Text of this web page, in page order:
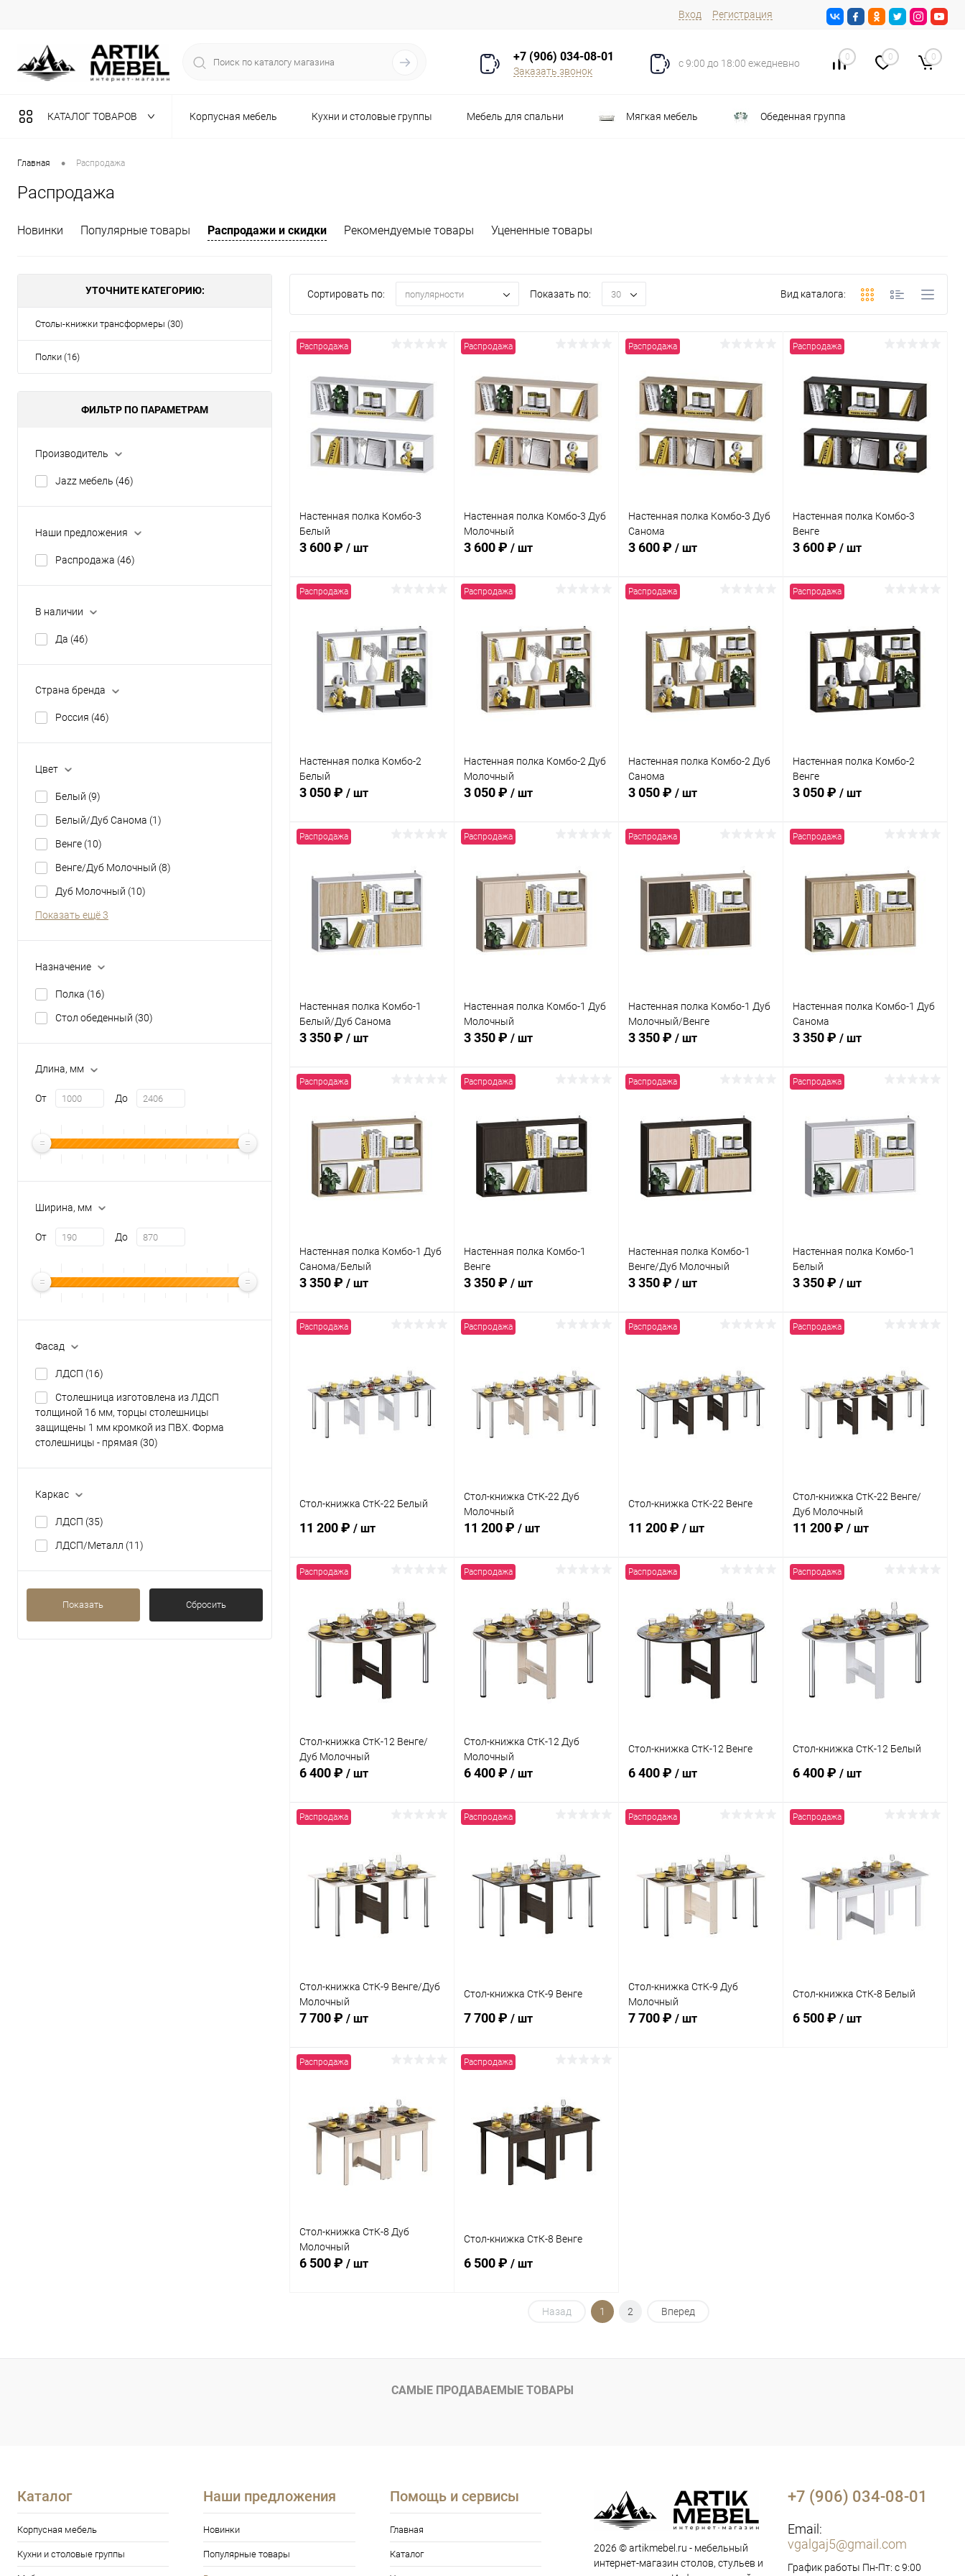
Вход Регистрация
+7 (906) 034-08-01
Заказать звонок
с 9:00 до 18:00 ежедневно
0 0 0
КАТАЛОГ ТОВАРОВ Корпусная мебель Кухни и столовые группы Мебель для спальни Мягкая мебель Обеденная группа
Главная • Распродажа
Распродажа
Новинки Популярные товары Распродажи и скидки Рекомендуемые товары Уцененные товары
УТОЧНИТЕ КАТЕГОРИЮ:
Столы-книжки трансформеры (30)
Полки (16)
ФИЛЬТР ПО ПАРАМЕТРАМ
Производитель
Jazz мебель (46)
Наши предложения
Распродажа (46)
В наличии
Да (46)
Страна бренда
Россия (46)
Цвет
Белый (9)
Белый/Дуб Санома (1)
Венге (10)
Венге/Дуб Молочный (8)
Дуб Молочный (10)
Показать ещё 3
Назначение
Полка (16)
Стол обеденный (30)
Длина, мм
От До
Ширина, мм
От До
Фасад
ЛДСП (16)
Столешница изготовлена из ЛДСП
толщиной 16 мм, торцы столешницы
защищены 1 мм кромкой из ПВХ. Форма
столешницы - прямая (30)
Каркас
ЛДСП (35)
ЛДСП/Металл (11)
Показать Сбросить
Сортировать по: популярности Показать по: 30 Вид каталога:
Распродажа
Настенная полка Комбо-3
Белый
3 600 ₽ / шт
Купить в 1
Сравнение
В избранное В наличии
Распродажа
Настенная полка Комбо-3 Дуб
Молочный
3 600 ₽ / шт
Купить в 1
Сравнение
В избранное В наличии
Распродажа
Настенная полка Комбо-3 Дуб
Санома
3 600 ₽ / шт
Купить в 1
Сравнение
В избранное В наличии
Распродажа
Настенная полка Комбо-3
Венге
3 600 ₽ / шт
Купить в 1
Сравнение
В избранное В наличии
Распродажа
Настенная полка Комбо-2
Белый
3 050 ₽ / шт
Купить в 1
Сравнение
В избранное В наличии
Распродажа
Настенная полка Комбо-2 Дуб
Молочный
3 050 ₽ / шт
Сравнение
В избранное
Распродажа
Настенная полка Комбо-2 Дуб
Санома
3 050 ₽ / шт
Сравнение
В избранное
Распродажа
Настенная полка Комбо-2
Венге
3 050 ₽ / шт
Купить в 1
Сравнение
В избранное В наличии
Распродажа
Настенная полка Комбо-1
Белый/Дуб Санома
3 350 ₽ / шт
Купить в 1
Сравнение
В избранное
Распродажа
Настенная полка Комбо-1 Дуб
Молочный
3 350 ₽ / шт
Сравнение
В избранное
Распродажа
Настенная полка Комбо-1 Дуб
Молочный/Венге
3 350 ₽ / шт
Купить в 1
Сравнение
В избранное
Распродажа
Настенная полка Комбо-1 Дуб
Санома
3 350 ₽ / шт
Купить в 1
Сравнение
В избранное
Распродажа
Настенная полка Комбо-1 Дуб
Санома/Белый
3 350 ₽ / шт
Купить в 1
клик
Сравнение
В избранное В наличии
Распродажа
Настенная полка Комбо-1
Венге
3 350 ₽ / шт
Купить в 1
клик
Сравнение
В избранное В наличии
Распродажа
Настенная полка Комбо-1
Венге/Дуб Молочный
3 350 ₽ / шт
Купить в 1
клик
Сравнение
В избранное В наличии
Распродажа
Настенная полка Комбо-1
Белый
3 350 ₽ / шт
Купить в 1
клик
Сравнение
В избранное В наличии
Распродажа
Стол-книжка СтК-22 Белый
11 200 ₽ / шт
Купить в 1
клик
Сравнение
В избранное
Распродажа
Стол-книжка СтК-22 Дуб
Молочный
11 200 ₽ / шт
Купить в 1
клик
Сравнение
В избранное
Распродажа
Стол-книжка СтК-22 Венге
11 200 ₽ / шт
Купить в 1
клик
Сравнение
В избранное
Распродажа
Стол-книжка СтК-22 Венге/
Дуб Молочный
11 200 ₽ / шт
Купить в 1
клик
Сравнение
В избранное
Распродажа
Стол-книжка СтК-12 Венге/
Дуб Молочный
6 400 ₽ / шт
Купить в 1
Сравнение
В избранное В наличии
Распродажа
Стол-книжка СтК-12 Дуб
Молочный
6 400 ₽ / шт
Купить в 1
клик
Сравнение
В избранное В наличии
Распродажа
Стол-книжка СтК-12 Венге
6 400 ₽ / шт
Купить в 1
клик
Сравнение
В избранное В наличии
Распродажа
Стол-книжка СтК-12 Белый
6 400 ₽ / шт
Купить в 1
клик
Сравнение
В избранное
Распродажа
Стол-книжка СтК-9 Венге/Дуб
Молочный
7 700 ₽ / шт
Купить в 1
клик
Сравнение
В избранное
Распродажа
Стол-книжка СтК-9 Венге
7 700 ₽ / шт
Купить в 1
клик
Сравнение
Распродажа
Стол-книжка СтК-9 Дуб
Молочный
7 700 ₽ / шт
Распродажа
Стол-книжка СтК-8 Белый
6 500 ₽ / шт
Распродажа
Стол-книжка СтК-8 Дуб
Молочный
6 500 ₽ / шт
Купить в 1
Сравнение
В наличии
Распродажа
Стол-книжка СтК-8 Венге
6 500 ₽ / шт
Купить в 1
Сравнение
В избранное В наличии
Назад 1 2 Вперед
САМЫЕ ПРОДАВАЕМЫЕ ТОВАРЫ
Каталог
Корпусная мебель
Кухни и столовые группы
Наши предложения
Новинки
Популярные товары
Помощь и сервисы
Главная
Каталог
2026 © artikmebel.ru - мебельный
интернет-магазин столов, стульев и
+7 (906) 034-08-01
Email:
vgalgaj5@gmail.com
График работы Пн-Пт: с 9:00